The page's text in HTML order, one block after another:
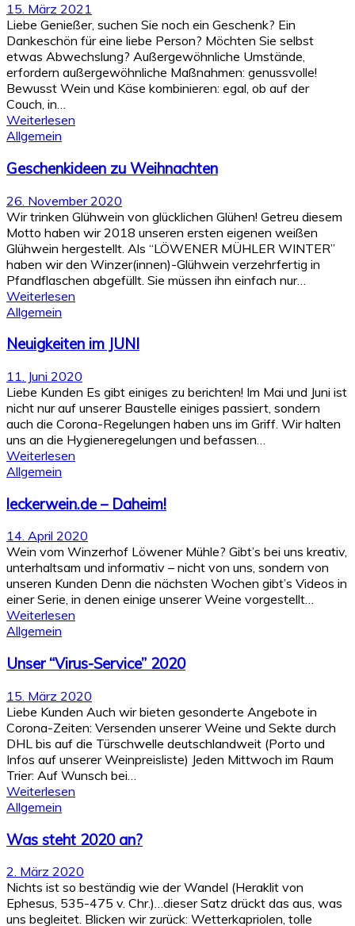
15. März 2021
Liebe Genießer, suchen Sie noch ein Geschenk? Ein
Dankeschön für eine liebe Person? Möchten Sie selbst
etwas Abwechslung? Außergewöhnliche Umstände,
erfordern außergewöhnliche Maßnahmen: genussvolle!
Bewusst Wein und Käse kombinieren: egal, ob auf der
Couch, in…
Weiterlesen
Allgemein
Geschenkideen zu Weihnachten
26. November 2020
Wir trinken Glühwein von glücklichen Glühen! Getreu diesem
Motto haben wir 2018 unseren ersten eigenen weißen
Glühwein hergestellt. Als “LÖWENER MÜHLER WINTER”
haben wir den Winzer(innen)-Glühwein verzehrfertig in
Pfandflaschen abgefüllt. Sie müssen ihn einfach nur…
Weiterlesen
Allgemein
Neuigkeiten im JUNI
11. Juni 2020
Liebe Kunden Es gibt einiges zu berichten! Im Mai und Juni ist
nicht nur auf unserer Baustelle einiges passiert, sondern
auch die Corona-Regelungen haben uns im Griff. Wir halten
uns an die Hygieneregelungen und befassen…
Weiterlesen
Allgemein
leckerwein.de – Daheim!
14. April 2020
Wein vom Winzerhof Löwener Mühle? Gibt’s bei uns kreativ,
unterhaltsam und informativ – nicht von uns, sondern von
unseren Kunden Denn die nächsten Wochen gibt’s Videos in
einer Serie, in denen einige unserer Weine vorgestellt…
Weiterlesen
Allgemein
Unser “Virus-Service” 2020
15. März 2020
Liebe Kunden Auch wir bieten gesonderte Angebote in
Corona-Zeiten: Versenden unserer Weine und Sekte durch
DHL bis auf die Türschwelle deutschlandweit (Porto und
Infos auf unserer Weinpreisliste) Jeden Mittwoch im Raum
Trier: Auf Wunsch bei…
Weiterlesen
Allgemein
Was steht 2020 an?
2. März 2020
Nichts ist so beständig wie der Wandel (Heraklit von
Ephesus, 535-475 v. Chr.)…dieser Satz drückt das aus, was
uns begleitet. Blicken wir zurück: Wetterkapriolen, tolle